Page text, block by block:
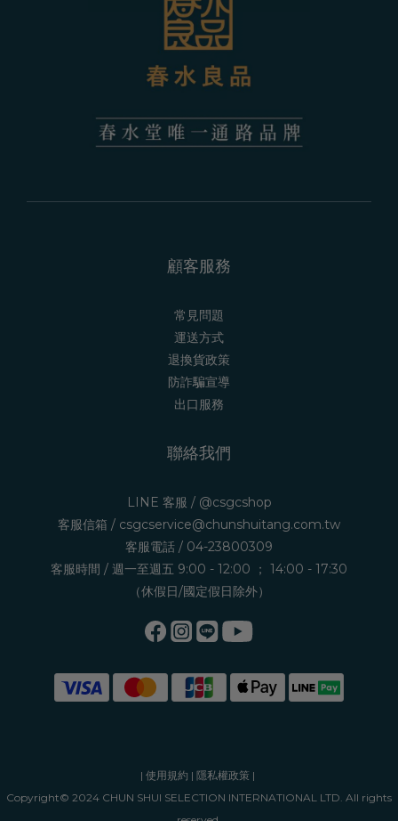
顧客服務
常見問題
運送方式
退換貨政策
防詐騙宣導
出口服務
聯絡我們
LINE 客服 / @csgcshop
客服信箱 / csgcservice@chunshuitang.com.tw
客服電話 / 04-23800309
客服時間 / 週一至週五 9:00 - 12:00 ； 14:00 - 17:30
（休假日/國定假日除外）
| 使用規約 | 隱私權政策 |
Copyright© 2024 CHUN SHUI SELECTION INTERNATIONAL LTD. All rights